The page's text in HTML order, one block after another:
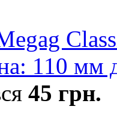
110 мм
45 грн.